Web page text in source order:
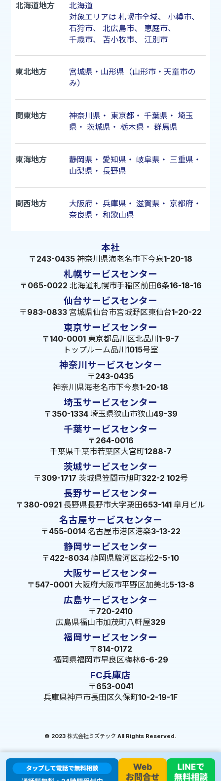
北海道地方
北海道
対象エリアは 札幌市全域、 小樽市、
石狩市、 北広島市、 恵庭市、
千歳市、 苫小牧市、 江別市
東北地方
宮城県・山形県（山形市・天童市の
み）
関東地方 神奈川県 ・ 東京都・ 千葉県 ・ 埼玉
県 ・ 茨城県 ・ 栃木県 ・ 群馬県
東海地方 静岡県 ・ 愛知県 ・ 岐阜県 ・ 三重県 ・
山梨県 ・ 長野県
関西地方 大阪府 ・ 兵庫県 ・ 滋賀県 ・ 京都府 ・
奈良県 ・ 和歌山県
本社
〒243-0435 神奈川県海老名市下今泉1-20-18
札幌サービスセンター
〒065-0022 北海道札幌市手稲区前田6条16-18-16
仙台サービスセンター
〒983-0833 宮城県仙台市宮城野区東仙台1-20-22
東京サービスセンター
〒140-0001 東京都品川区北品川1-9-7
トップルーム品川1015号室
神奈川サービスセンター
〒243-0435
神奈川県海老名市下今泉1-20-18
埼玉サービスセンター
〒350-1334 埼玉県狭山市狭山49-39
千葉サービスセンター
〒264-0016
千葉県千葉市若葉区大宮町1288-7
茨城サービスセンター
〒309-1717 茨城県笠間市旭町322-2 102号
長野サービスセンター
〒380-0921 長野県長野市大字栗田653-141 皐月ビル
名古屋サービスセンター
〒455-0014 名古屋市港区港楽3-13-22
静岡サービスセンター
〒422-8034 静岡県駿河区高松2-5-10
大阪サービスセンター
〒547-0001 大阪府大阪市平野区加美北5-13-8
広島サービスセンター
〒720-2410
広島県福山市加茂町八軒屋329
福岡サービスセンター
〒814-0172
福岡県福岡市早良区梅林6-6-29
FC兵庫店
〒653-0041
兵庫県神戸市長田区久保町10-2-19-1F
© 2023 株式会社ミズテック All Rights Reserved.